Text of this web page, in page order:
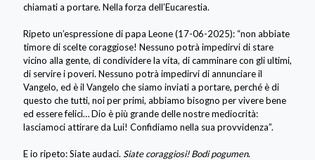
chiamati a portare. Nella forza dell’Eucarestia.
Ripeto un’espressione di papa Leone (17-06-2025): “non abbiate
timore di scelte coraggiose! Nessuno potrà impedirvi di stare
vicino alla gente, di condividere la vita, di camminare con gli ultimi,
di servire i poveri. Nessuno potrà impedirvi di annunciare il
Vangelo, ed è il Vangelo che siamo inviati a portare, perché è di
questo che tutti, noi per primi, abbiamo bisogno per vivere bene
ed essere felici… Dio è più grande delle nostre mediocrità:
lasciamoci attirare da Lui! Confidiamo nella sua provvidenza”.
E io ripeto: Siate audaci. Siate coraggiosi! Bodi pogumen.